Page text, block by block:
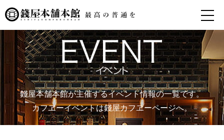
錢屋本舗本館が主催するイベント情報の一覧です。
カフヱーイベントは錢屋カフヱーページへ。